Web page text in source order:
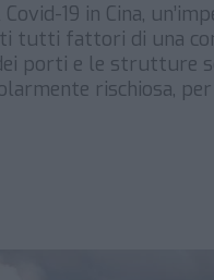
19 in Cina,
tutti fattori di una
porti e le strutture
rischiosa,